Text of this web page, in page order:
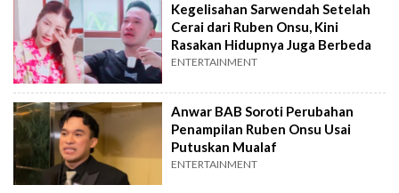
Kegelisahan Sarwendah Setelah
Cerai dari Ruben Onsu, Kini
Rasakan Hidupnya Juga Berbeda
ENTERTAINMENT
Anwar BAB Soroti Perubahan
Penampilan Ruben Onsu Usai
Putuskan Mualaf
ENTERTAINMENT